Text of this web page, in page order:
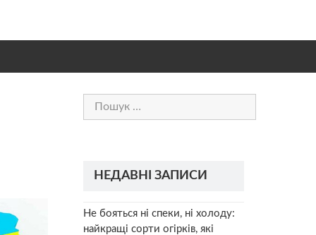
Пошук:
НЕДАВНІ ЗАПИСИ
Не бояться ні спеки, ні холоду:
найкращі сорти огірків, які